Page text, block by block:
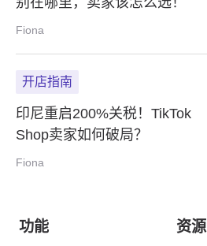
Fiona
开店指南
印尼重启200%关税！TikTok
Shop卖家如何破局？
Fiona
功能 资源